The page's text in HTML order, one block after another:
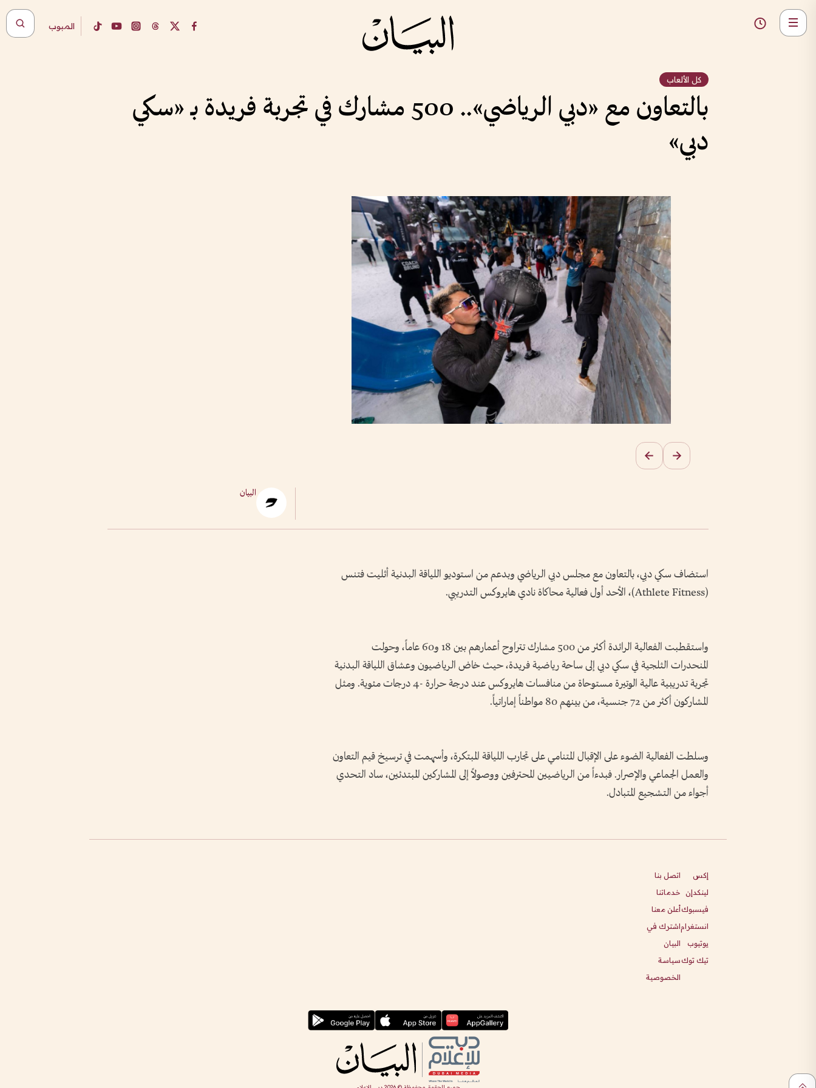
المبوب
كل الألعاب
بالتعاون مع «دبي الرياضي».. 500 مشارك في تجربة فريدة بـ «سكي
دبي»
البيان
استضاف سكي دبي، بالتعاون مع مجلس دبي الرياضي وبدعم من استوديو اللياقة البدنية أثليت فتنس
(Athlete Fitness)، الأحد أول فعالية محاكاة نادي هايروكس التدريبي.
واستقطبت الفعالية الرائدة أكثر من 500 مشارك تتراوح أعمارهم بين 18 و60 عاماً، وحولت
المنحدرات الثلجية في سكي دبي إلى ساحة رياضية فريدة، حيث خاض الرياضيون وعشاق اللياقة البدنية
تجربة تدريبية عالية الوتيرة مستوحاة من منافسات هايروكس عند درجة حرارة -4 درجات مئوية. ومثل
المشاركون أكثر من 72 جنسية، من بينهم 80 مواطناً إماراتياً.
وسلطت الفعالية الضوء على الإقبال المتنامي على تجارب اللياقة المبتكرة، وأسهمت في ترسيخ قيم التعاون
والعمل الجماعي والإصرار. فبدءاً من الرياضيين المحترفين ووصولاً إلى المشاركين المبتدئين، ساد التحدي
أجواء من التشجيع المتبادل.
إكس
لينكدإن
فيسبوك
انستغرام
يوتيوب
تيك توك
اتصل بنا
خدماتنا
أعلن معنا
اشترك في
البيان
سياسة
الخصوصية